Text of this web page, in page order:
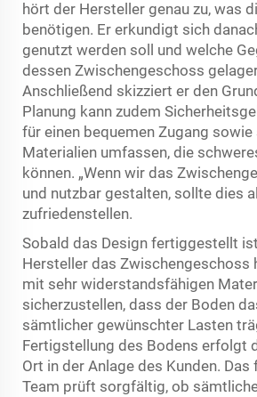
hört der Hersteller genau zu, was
benötigen. Er erkundigt sich
genutzt werden soll und welche
dessen Zwischengeschoss
Anschließend skizziert er den
Planung kann zudem
für einen bequemen Zugang sowie
Materialien umfassen, die
können. „Wenn wir das
und nutzbar gestalten, sollte dies
zufriedenstellen.
Sobald das Design fertiggestellt
Hersteller das Zwischengeschoss
mit sehr widerstandsfähigen
sicherzustellen, dass der Boden
sämtlicher gewünschter Lasten
Fertigstellung des Bodens erfolgt
Ort in der Anlage des Kunden.
Team prüft sorgfältig, ob